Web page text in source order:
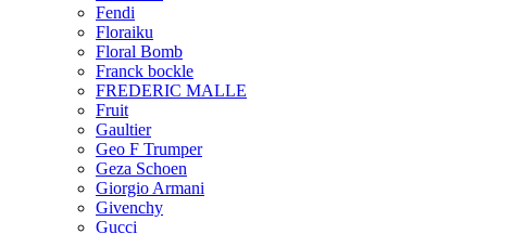
Fendi
Floraiku
Floral Bomb
Franck bockle
FREDERIC MALLE
Fruit
Gaultier
Geo F Trumper
Geza Schoen
Giorgio Armani
Givenchy
Gucci